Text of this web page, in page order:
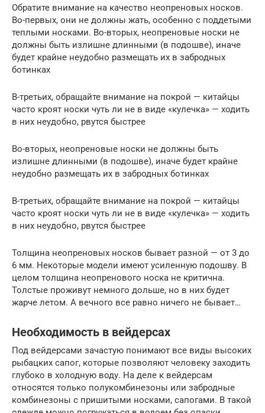
Обратите внимание на качество неопреновых носков.
Во-первых, они не должны жать, особенно с поддетыми
теплыми носками. Во-вторых, неопреновые носки не
должны быть излишне длинными (в подошве), иначе
будет крайне неудобно размещать их в забродных
ботинках
В-третьих, обращайте внимание на покрой — китайцы
часто кроят носки чуть ли не в виде «кулечка» — ходить
в них неудобно, рвутся быстрее
Во-вторых, неопреновые носки не должны быть
излишне длинными (в подошве), иначе будет крайне
неудобно размещать их в забродных ботинках
В-третьих, обращайте внимание на покрой — китайцы
часто кроят носки чуть ли не в виде «кулечка» — ходить
в них неудобно, рвутся быстрее
Толщина неопреновых носков бывает разной — от 3 до
6 мм. Некоторые модели имеют усиленную подошву. В
целом толщина неопренового носка не критична.
Толстые проживут немного дольше, но в них будет
жарче летом. А вечного все равно ничего не бывает…
Необходимость в вейдерсах
Под вейдерсами зачастую понимают все виды высоких
рыбацких сапог, которые позволяют человеку заходить
глубоко в холодную воду. На деле к вейдерсам
относятся только полукомбинезоны или забродные
комбинезоны с пришитыми носками, сапогами. В такой